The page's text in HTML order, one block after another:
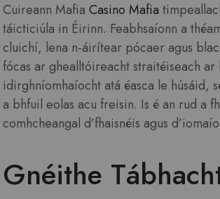
Cuireann Mafia Casino Mafia
táicticiúla in Éirinn. Feabhsaíonn a
cluichí, lena n-áirítear pócaer agus
fócas ar ghealltóireacht straitéiseach
idirghníomhaíocht atá éasca le húsáid,
a bhfuil eolas acu freisin. Is é an rud a
comhcheangal d’fhaisnéis agus
Gnéithe